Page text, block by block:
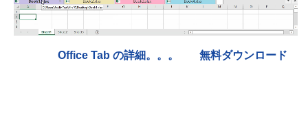
Office Tab の詳細。。。 無料ダウンロード